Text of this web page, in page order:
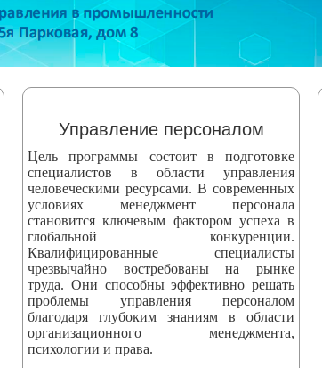
Управление персоналом
Цель программы состоит в подготовке
специалистов в области управления
человеческими ресурсами. В современных
условиях менеджмент персонала
становится ключевым фактором успеха в
глобальной конкуренции.
Квалифицированные специалисты
чрезвычайно востребованы на рынке
труда. Они способны эффективно решать
проблемы управления персоналом
благодаря глубоким знаниям в области
организационного менеджмента,
психологии и права.